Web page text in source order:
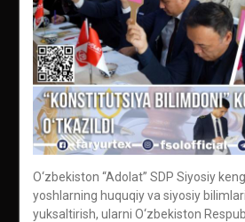
O‘zbekiston “Adolat” SDP Siyosiy
yoshlarning huquqiy va siyosiy
yuksaltirish, ularni O‘zbekiston